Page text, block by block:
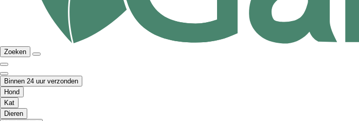
Zoeken
Binnen 24 uur verzonden
Hond
Kat
Dieren